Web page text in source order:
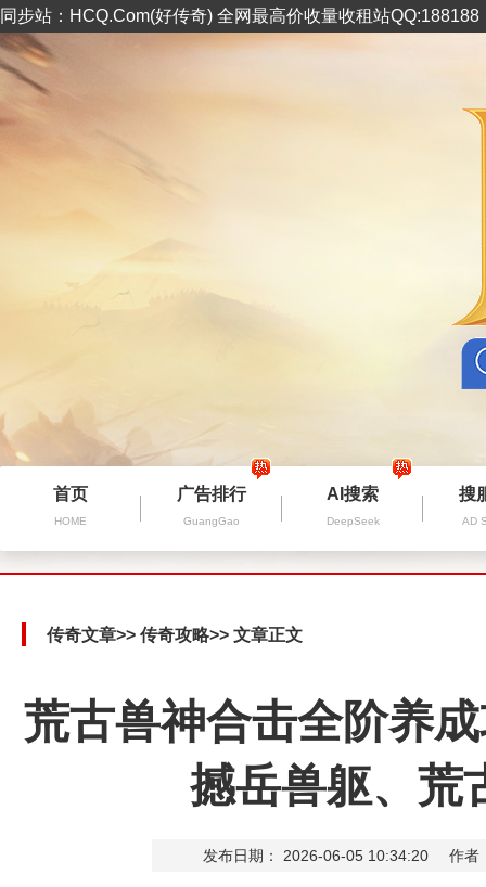
同步站：HCQ.Com(好传奇) 全网最高价收量收租站
首页
HOME
广告排行
GuangGao
AI搜索
DeepSeek
搜
AD
传奇文章>> 传奇攻略>> 文章正文
荒古兽神合击全阶养
撼岳兽躯、荒
发布日期： 2026-06-05 10:34:20 作者